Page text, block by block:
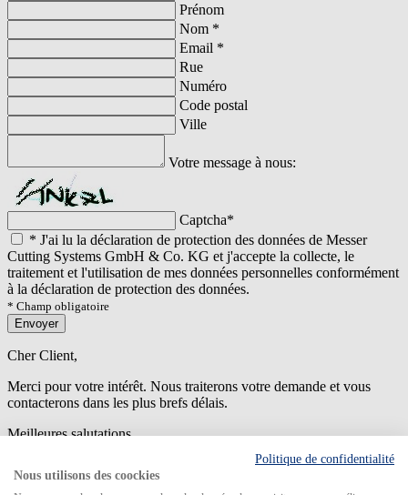
Prénom
Nom *
Email *
Rue
Numéro
Code postal
Ville
Votre message à nous:
Captcha*
* J'ai lu la déclaration de protection des données de Messer
Cutting Systems GmbH & Co. KG et j'accepte la collecte, le
traitement et l'utilisation de mes données personnelles conformément
à la déclaration de protection des données.
* Champ obligatoire
Envoyer
Cher Client,
Merci pour votre intérêt. Nous traiterons votre demande et vous
contacterons dans les plus brefs délais.
Meilleures salutations
An error has occured while submitting the form. Please try again
later.
Politique de confidentialité
Nous utilisons des coockies